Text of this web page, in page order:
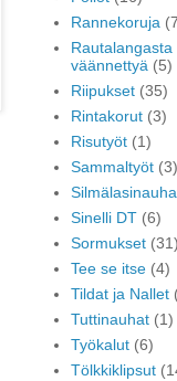
Rannekoruja
Rautalangasta
väännettyä (5)
Riipukset (35)
Rintakorut (3)
Risutyöt (1)
Sammaltyöt (3)
Sinelli DT (6)
Sormukset (31)
Tee se itse (4)
Tildat ja Nallet
Tuttinauhat (1)
Työkalut (6)
Tölkkiklipsut